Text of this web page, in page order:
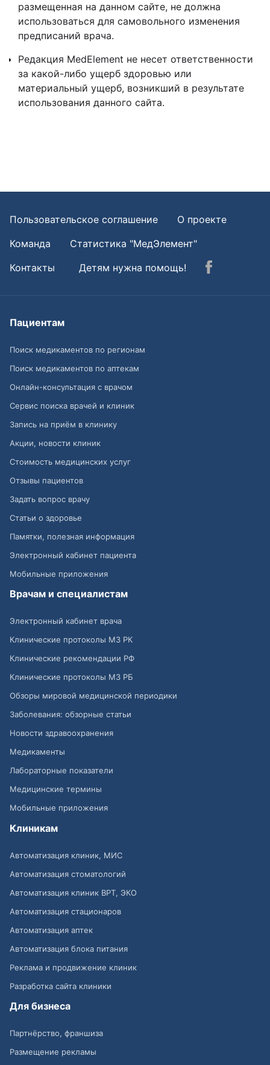
размещенная на данном сайте, не должна
использоваться для самовольного изменения
предписаний врача.
Редакция MedElement не несет ответственности
за какой-либо ущерб здоровью или
материальный ущерб, возникший в результате
использования данного сайта.
Пользовательское соглашение
О проекте
Команда
Статистика "МедЭлемент"
Контакты
Детям нужна помощь!
Пациентам
Поиск медикаментов по регионам
Поиск медикаментов по аптекам
Онлайн-консультация с врачом
Сервис поиска врачей и клиник
Запись на приём в клинику
Акции, новости клиник
Стоимость медицинских услуг
Отзывы пациентов
Задать вопрос врачу
Статьи о здоровье
Памятки, полезная информация
Электронный кабинет пациента
Мобильные приложения
Врачам и специалистам
Электронный кабинет врача
Клинические протоколы МЗ РК
Клинические рекомендации РФ
Клинические протоколы МЗ РБ
Обзоры мировой медицинской периодики
Заболевания: обзорные статьи
Новости здравоохранения
Медикаменты
Лабораторные показатели
Медицинские термины
Мобильные приложения
Клиникам
Автоматизация клиник, МИС
Автоматизация стоматологий
Автоматизация клиник ВРТ, ЭКО
Автоматизация стационаров
Автоматизация аптек
Автоматизация блока питания
Реклама и продвижение клиник
Разработка сайта клиники
Для бизнеса
Партнёрство, франшиза
Размещение рекламы